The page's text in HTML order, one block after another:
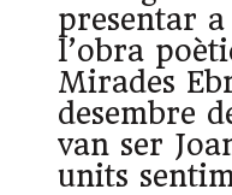
presentar
l’obra
Mirades
desembre
van ser
units